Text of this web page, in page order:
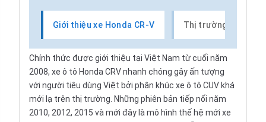
Giới thiệu xe Honda CR-V Thị trường xe
Chính thức được giới thiệu tại Việt Nam từ cuối năm
2008, xe ô tô Honda CRVnhanh chóng gây ấn tượng
với người tiêu dùng Việt bởi phân khúc xe ô tô CUV khá
mới lạ trên thị trường. Những phiên bản tiếp nối năm
2010, 2012, 2015 và mới đây là mô hình thế hệ mới xe